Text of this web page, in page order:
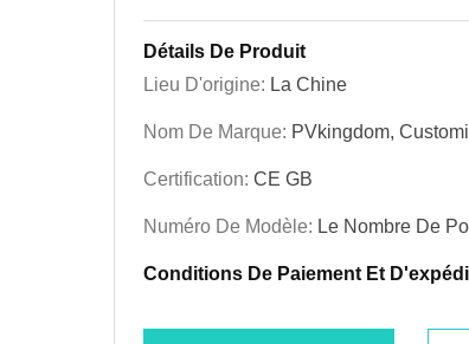
Détails De Produit
Lieu D'origine: La Chine
Nom De Marque: PVkingdom,
Certification: CE GB
Numéro De Modèle: Le Nombre De
Conditions De Paiement Et